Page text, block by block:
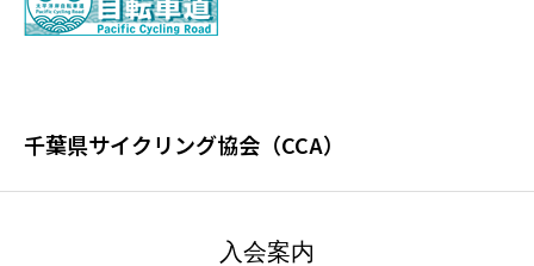
千葉県サイクリング協会（CCA）
入会案内